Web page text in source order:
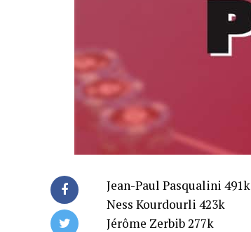
Jean-Paul Pasqualini 491k
Ness Kourdourli 423k
Jérôme Zerbib 277k